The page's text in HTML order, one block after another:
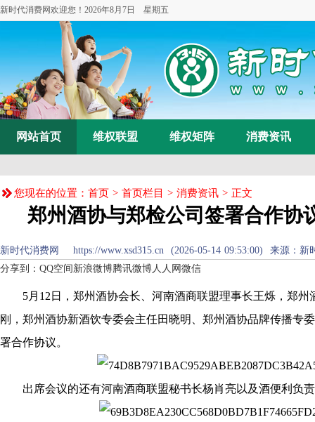
新时代消费网欢迎您！ 2026年8月7日 星期五
网站首页 维权联盟 维权矩阵 消费资讯
您现在的位置： 首页 > 首页栏目 > 消费资讯 > 正文
郑州酒协与郑检公司签署合作协
新时代消费网 https://www.xsd315.cn (2026-05-14 09:53:00) 来源： 新
分享到： QQ空间 新浪微博腾讯微博人人网 微信
5月12日，郑州酒协会长、河南酒商联盟理事长王烁，郑州
刚，郑州酒协新酒饮专委会主任田晓明、郑州酒协品牌传播专
署合作协议。
出席会议的还有河南酒商联盟秘书长杨肖亮以及酒便利负